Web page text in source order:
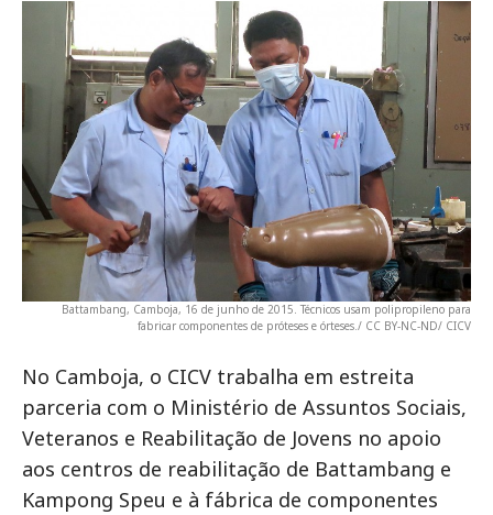
Battambang, Camboja, 16 de junho de 2015. Técnicos usam polipropileno para
fabricar componentes de próteses e órteses./ CC BY-NC-ND/ CICV
No Camboja, o CICV trabalha em estreita
parceria com o Ministério de Assuntos Sociais,
Veteranos e Reabilitação de Jovens no apoio
aos centros de reabilitação de Battambang e
Kampong Speu e à fábrica de componentes